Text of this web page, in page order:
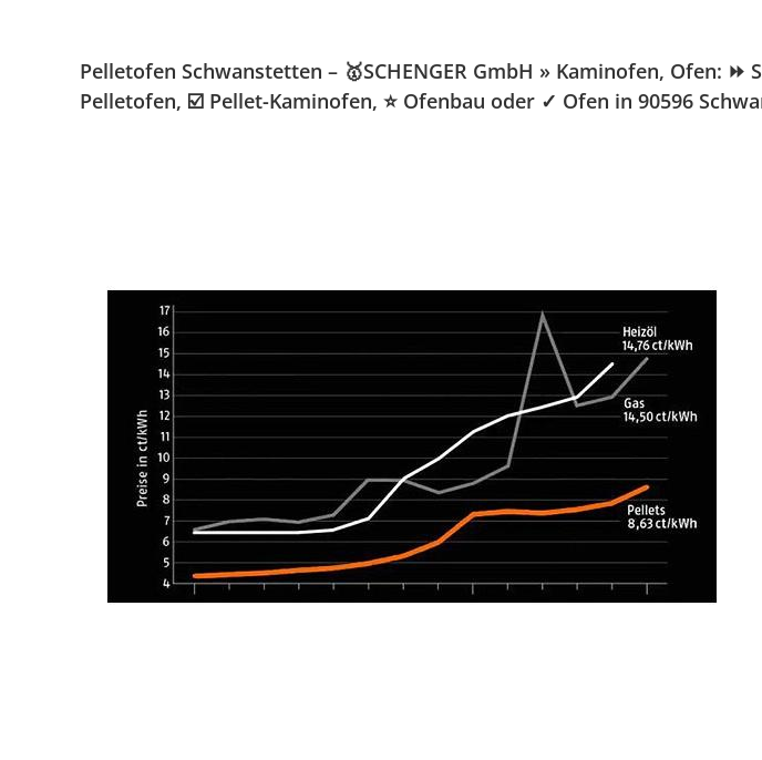
Pelletofen Schwanstetten – 🥇SCHENGER GmbH » Kaminofen, Ofen:
Pelletofen, ☑️ Pellet-Kaminofen, ⭐ Ofenbau oder ✓ Ofen in 90596